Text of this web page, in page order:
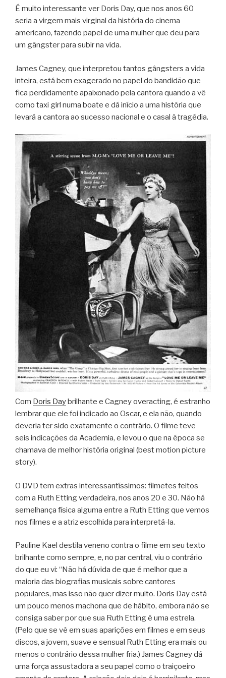
É muito interessante ver Doris Day, que nos anos 60
seria a virgem mais virginal da história do cinema
americano, fazendo papel de uma mulher que deu para
um gângster para subir na vida.
James Cagney, que interpretou tantos gângsters a vida
inteira, está bem exagerado no papel do bandidão que
fica perdidamente apaixonado pela cantora quando a vê
como taxi girl numa boate e dá início a uma história que
levará a cantora ao sucesso nacional e o casal à tragédia.
Com Doris Day brilhante e Cagney overacting, é estranho
lembrar que ele foi indicado ao Oscar, e ela não, quando
deveria ter sido exatamente o contrário. O filme teve
seis indicações da Academia, e levou o que na época se
chamava de melhor história original (best motion picture
story).
O DVD tem extras interessantíssimos: filmetes feitos
com a Ruth Etting verdadeira, nos anos 20 e 30. Não há
semelhança física alguma entre a Ruth Etting que vemos
nos filmes e a atriz escolhida para interpretá-la.
Pauline Kael destila veneno contra o filme em seu texto
brilhante como sempre, e, no par central, viu o contrário
do que eu vi: “Não há dúvida de que é melhor que a
maioria das biografias musicais sobre cantores
populares, mas isso não quer dizer muito. Doris Day está
um pouco menos machona que de hábito, embora não se
consiga saber por que sua Ruth Etting é uma estrela.
(Pelo que se vê em suas aparições em filmes e em seus
discos, a jovem, suave e sensual Ruth Etting era mais ou
menos o contrário dessa mulher fria.) James Cagney dá
uma força assustadora a seu papel como o traiçoeiro